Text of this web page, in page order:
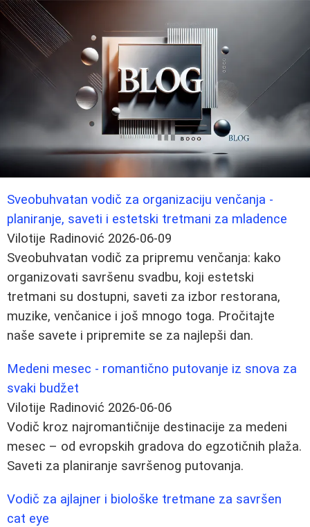
Sveobuhvatan vodič za organizaciju venčanja -
planiranje, saveti i estetski tretmani za mladence
Vilotije Radinović 2026-06-09
Sveobuhvatan vodič za pripremu venčanja: kako
organizovati savršenu svadbu, koji estetski
tretmani su dostupni, saveti za izbor restorana,
muzike, venčanice i još mnogo toga. Pročitajte
naše savete i pripremite se za najlepši dan.
Medeni mesec - romantično putovanje iz snova za
svaki budžet
Vilotije Radinović 2026-06-06
Vodič kroz najromantičnije destinacije za medeni
mesec – od evropskih gradova do egzotičnih plaža.
Saveti za planiranje savršenog putovanja.
Vodič za ajlajner i biološke tretmane za savršen
cat eye